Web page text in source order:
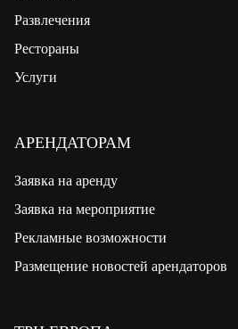
Развлечения
Рестораны
Услуги
АРЕНДАТОРАМ
Заявка на аренду
Заявка на мероприятие
Рекламные возможности
Размещение новостей арендаторов